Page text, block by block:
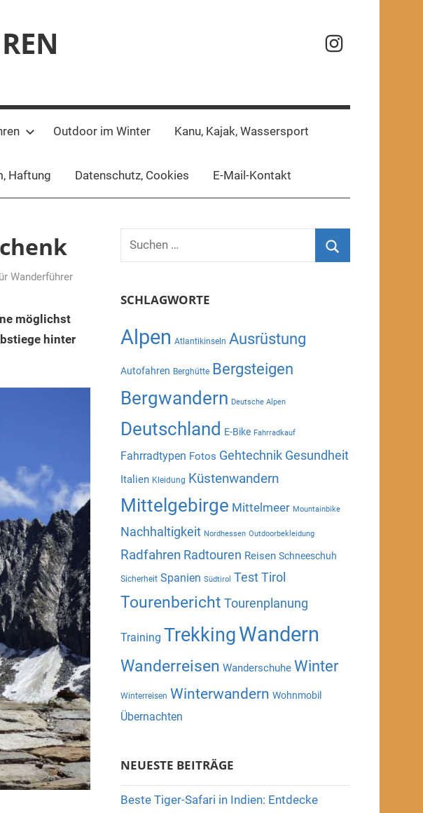
Reisefotos
Outdoor im Winter Kanu, Kajak, Wassersport
Haftung Datenschutz, Cookies E-Mail-Kontakt
Wanderführer
möglichst
hinter
Suchen
SCHLAGWORTE
Alpen Atlantikinseln Ausrüstung
Autofahren Berghütte Bergsteigen
Bergwandern Deutsche Alpen
Deutschland E-Bike Fahrradkauf
Fahrradtypen Fotos Gehtechnik Gesundheit
Italien Kleidung Küstenwandern
Mittelgebirge Mittelmeer Mountainbike
Nachhaltigkeit Nordhessen Outdoorbekleidung
Radfahren Radtouren Reisen Schneeschuh
Sicherheit Spanien Südtirol TestTirol
Tourenbericht Tourenplanung
Training TrekkingWandern
Wanderreisen Wanderschuhe Winter
Winterreisen Winterwandern Wohnmobil
Übernachten
NEUESTE BEITRÄGE
Beste Tiger-Safari in Indien: Entdecke